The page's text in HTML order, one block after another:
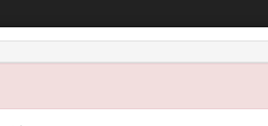
トラクションユニッ
保管